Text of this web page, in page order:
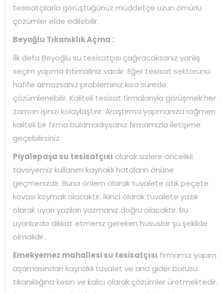
tesisatçılarla görüştüğünüz müddetçe uzun ömürlü
çözümler elde edilebilir.
Beyoğlu Tıkanıklık Açma :
İlk defa Beyoğlu su tesisatçısı çağıracaksanız yanlış
seçim yapma ihtimaliniz vardır. Eğer tesisat sektörünü
hafife almazsanız probleminiz kısa sürede
çözümlenebilir. Kaliteli tesisat firmalarıyla görüşmek her
zaman işinizi kolaylaştırır. Araştırma yapmanıza rağmen
kaliteli bir firma bulamadıysanız firmamızla iletişime
geçebilirsiniz.
Piyalepaşa su tesisatçısı olarak sizlere öncelikli
tavsiyemiz kullanım kaynaklı hataların önüne
geçmenizdir. Buna önlem olarak tuvalete atık peçete
kovası koymak olacaktır. İkinci olarak tuvalete yazılı
olarak uyarı yazıları yazmanız doğru olacaktır. Bu
uyarılarda dikkat etmeniz gereken hususlar şu şekilde
olmalıdır..
Emekyemez mahallesi su tesisatçısı firmamız yapım
aşamasından kaynaklı tuvalet ve ana gider borusu
tıkanıklığına kesin ve kalıcı olarak çözümler üretmektedir.